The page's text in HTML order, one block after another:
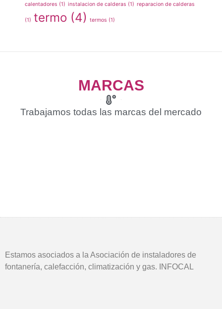
calentadores (1) instalacion de calderas (1) reparacion de calderas
(1) termo (4) termos (1)
MARCAS
Trabajamos todas las marcas del mercado
Estamos asociados a la Asociación de instaladores de
fontanería, calefacción, climatización y gas. INFOCAL